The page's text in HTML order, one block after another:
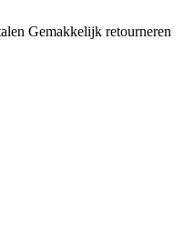
Gemakkelijk retourneren